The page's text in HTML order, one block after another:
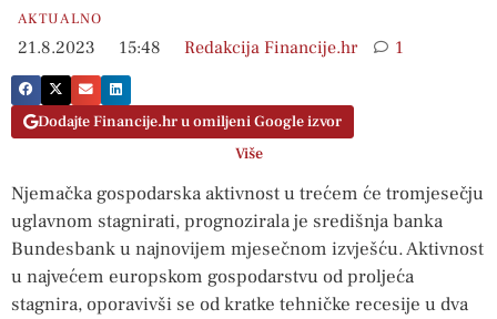
AKTUALNO
21.8.2023 15:48 Redakcija Financije.hr 1
Dodajte Financije.hr u omiljeni Google izvor
Više
Njemačka gospodarska aktivnost u trećem će tromjesečju
uglavnom stagnirati, prognozirala je središnja banka
Bundesbank u najnovijem mjesečnom izvješću. Aktivnost
u najvećem europskom gospodarstvu od proljeća
stagnira, oporavivši se od kratke tehničke recesije u dva